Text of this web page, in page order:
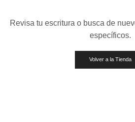
Revisa tu escritura o busca de
específicos.
Volver a la Tienda